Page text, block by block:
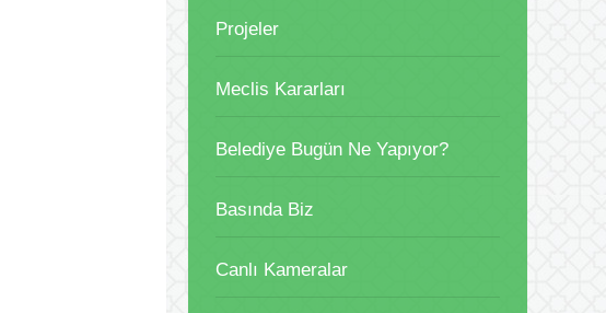
Projeler
Meclis Kararları
Belediye Bugün Ne Yapıyor?
Basında Biz
Canlı Kameralar